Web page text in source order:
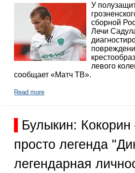
У
сборной
Лечи
левого
сообщает «Матч ТВ».
Read more
Булыкин:
просто легенда
легендарная